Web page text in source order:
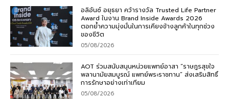
อลิอันซ์ อยุธยา คว้ารางวัล Trusted Life Partner
Award ในงาน Brand Inside Awards 2026
ตอกย้ำความมุ่งมั่นในการเคียงข้างลูกค้าในทุกช่วง
ของชีวิต
05/08/2026
AOT ร่วมสนับสนุนหน่วยแพทย์อาสา “ราษฎรสุขใจ
พลานามัยสมบูรณ์ แพทย์พระราชทาน” ส่งเสริมสิทธิ์
การรักษาอย่างเท่าเทียม
05/08/2026